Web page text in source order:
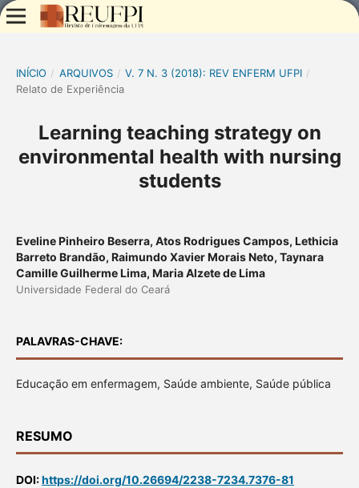
INÍCIO / ARQUIVOS / V. 7 N. 3 (2018): REV ENFERM UFPI /
Relato de Experiência
Learning teaching strategy on
environmental health with nursing
students
Eveline Pinheiro Beserra, Atos Rodrigues Campos, Lethicia
Barreto Brandão, Raimundo Xavier Morais Neto, Taynara
Camille Guilherme Lima, Maria Alzete de Lima
Universidade Federal do Ceará
PALAVRAS-CHAVE:
Educação em enfermagem, Saúde ambiente, Saúde pública
RESUMO
DOI:https://doi.org/10.26694/2238-7234.7376-81